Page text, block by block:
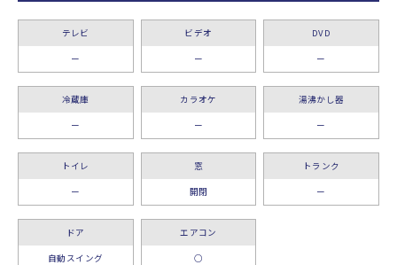
テレビ
ー
ビデオ
ー
DVD
ー
冷蔵庫
ー
カラオケ
ー
湯沸かし器
ー
トイレ
ー
窓
開閉
トランク
ー
ドア
自動スイング
エアコン
○